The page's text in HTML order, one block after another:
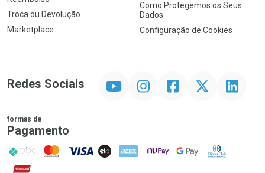
Troca ou Devolução
Marketplace
Como Protegemos os Seus
Dados
Configuração de Cookies
Redes Sociais InstagramFacebookTwitter Linkedin
formas de
Pagamento
PIX MasterCard
VISA ELO AMEX NuPay Google PayDiners Club
Hipercard